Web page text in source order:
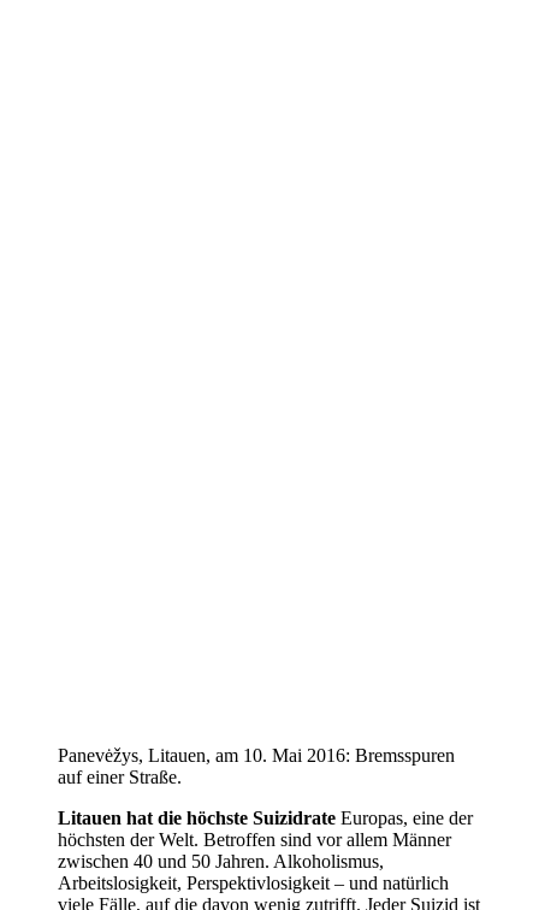
Panevėžys, Litauen, am 10. Mai 2016: Bremsspuren
auf einer Straße.
Litauen hat die höchste Suizidrate Europas, eine der
höchsten der Welt. Betroffen sind vor allem Männer
zwischen 40 und 50 Jahren. Alkoholismus,
Arbeitslosigkeit, Perspektivlosigkeit – und natürlich
viele Fälle, auf die davon wenig zutrifft. Jeder Suizid ist